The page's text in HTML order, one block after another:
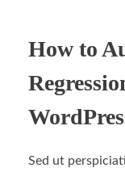
How to
Sed ut